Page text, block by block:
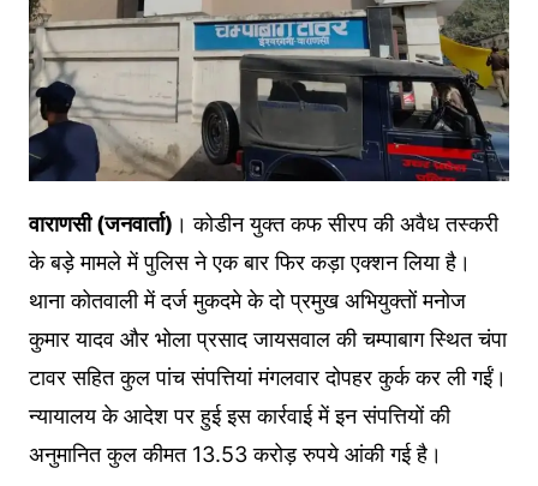
वाराणसी (जनवार्ता) । कोडीन युक्त कफ सीरप की अवैध तस्करी
के बड़े मामले में पुलिस ने एक बार फिर कड़ा एक्शन लिया है।
थाना कोतवाली में दर्ज मुकदमे के दो प्रमुख अभियुक्तों मनोज
कुमार यादव और भोला प्रसाद जायसवाल की चम्पाबाग स्थित चंपा
टावर सहित कुल पांच संपत्तियां मंगलवार दोपहर कुर्क कर ली गईं।
न्यायालय के आदेश पर हुई इस कार्रवाई में इन संपत्तियों की
अनुमानित कुल कीमत 13.53 करोड़ रुपये आंकी गई है।